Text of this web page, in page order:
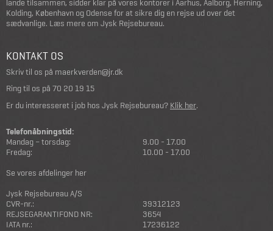
lande tilsammen, sidder klar på vores kontorer i Aarhus, Aalborg, Herning,
Kolding, København og Odense for at sikre dig en rejse ud over det
sædvanlige. Læs mere om Jysk Rejsebureau.
KONTAKT OS
Skriv til os på maerkverden@jr.dk
Ring til os på 70 20 19 15
Er du interesseret i job hos Jysk Rejsebureau? Klik her.
Telefonåbningstid:
Mandag – torsdag:
9.00 - 17.00
Fredag:
10.00 - 17.00
Se vores afdelinger her
Jysk Rejsebureau A/S
CVR-nr.:
39312123
REJSEGARANTIFOND NR:
3654
IATA nr.:
17236122